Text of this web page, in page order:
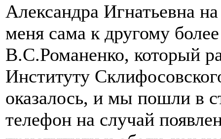
Александра Игнатьевна
меня сама к другому
В.С.Романенко, который
Институту
оказалось, и мы пошли в
телефон на случай